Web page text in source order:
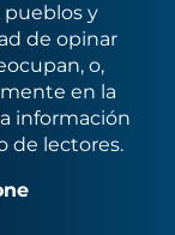
pueblos y
de opinar
o,
en la
información
de lectores.